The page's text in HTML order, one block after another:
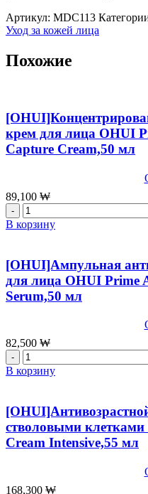
Артикул: MDC113
Уход за кожей лица
Похожие
крем для лица OHUI
Capture Cream,50 мл
89,100 ₩
Количество
товара
крем
для
лица
OHUI
Ampoule
Capture
Cream,50
мл
В корзину
[OHUI]Ампульная
для лица OHUI Prime
Serum,50 мл
82,500 ₩
Количество
товара
сыворотка
для
лица
OHUI
Ampoule
В корзину
стволовыми
Cream Intensive,55 мл
168,300 ₩